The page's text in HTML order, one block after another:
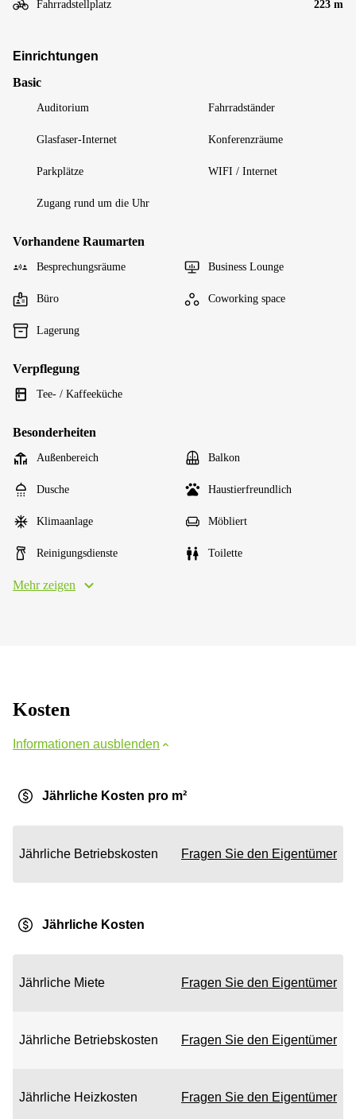
Fahrradstellplatz 223 m
Einrichtungen
Basic
Auditorium Fahrradständer
Glasfaser-Internet Konferenzräume
Parkplätze WIFI / Internet
Zugang rund um die Uhr
Vorhandene Raumarten
Besprechungsräume Business Lounge
Büro Coworking space
Lagerung
Verpflegung
Tee- / Kaffeeküche
Besonderheiten
Außenbereich Balkon
Dusche Haustierfreundlich
Klimaanlage Möbliert
Reinigungsdienste Toilette
Mehr zeigen
Kosten
Informationen ausblenden
Jährliche Kosten pro m²
Jährliche Betriebskosten Fragen Sie den Eigentümer
Jährliche Kosten
Jährliche Miete Fragen Sie den Eigentümer
Jährliche Betriebskosten Fragen Sie den Eigentümer
Jährliche Heizkosten Fragen Sie den Eigentümer